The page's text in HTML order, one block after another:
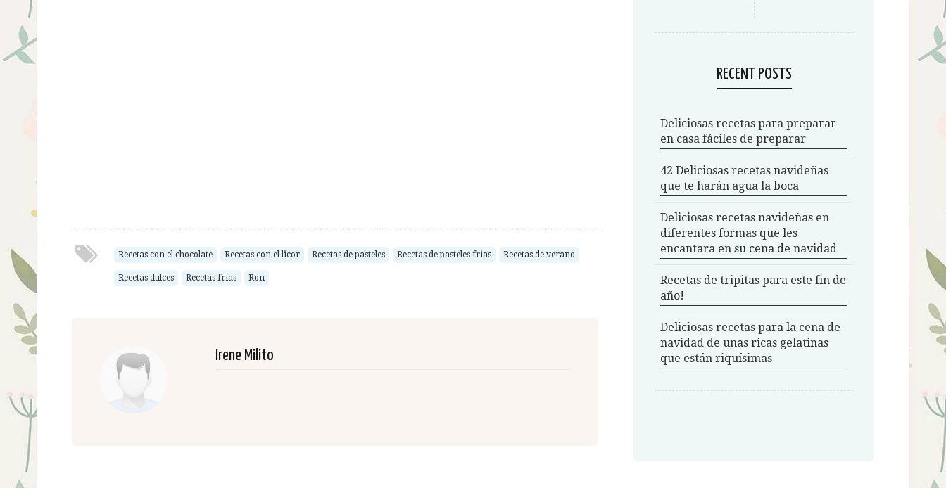
Recetas con el chocolate Recetas con el licor Recetas de pasteles Recetas de pasteles frias Recetas de verano
Recetas dulces Recetas frías Ron
Irene Milito
RECENT POSTS
Deliciosas recetas para preparar
en casa fáciles de preparar
42 Deliciosas recetas navideñas
que te harán agua la boca
Deliciosas recetas navideñas en
diferentes formas que les
encantara en su cena de navidad
Recetas de tripitas para este fin de
año!
Deliciosas recetas para la cena de
navidad de unas ricas gelatinas
que están riquísimas